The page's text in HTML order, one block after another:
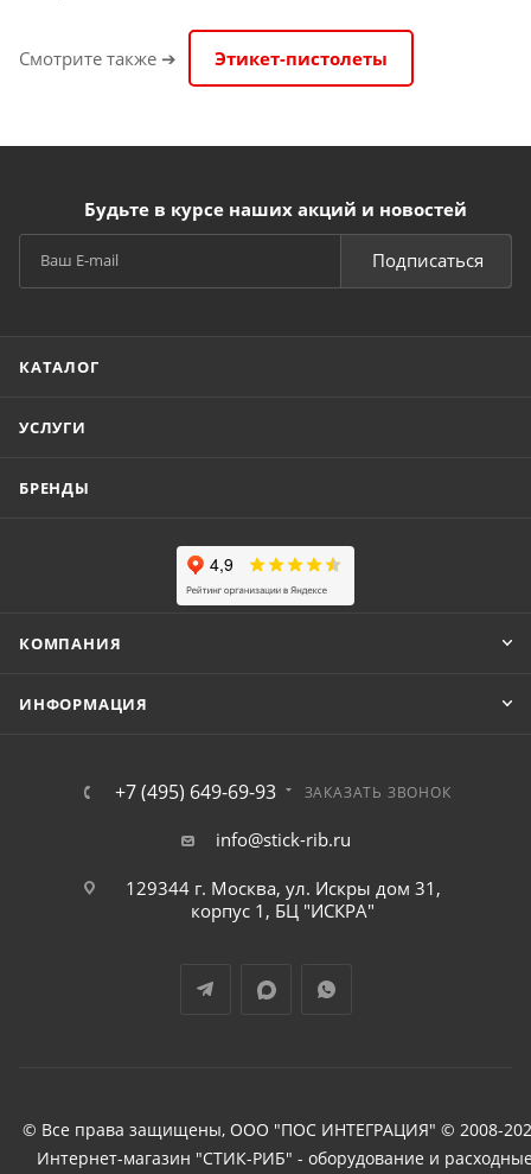
Смотрите также ➔ Этикет-пистолеты
Будьте в курсе наших акций и новостей
Подписаться
КАТАЛОГ
УСЛУГИ
БРЕНДЫ
КОМПАНИЯ
ИНФОРМАЦИЯ
+7 (495) 649-69-93 ЗАКАЗАТЬ ЗВОНОК
info@stick-rib.ru
129344 г. Москва, ул. Искры дом 31,
корпус 1, БЦ "ИСКРА"
© Все права защищены, ООО "ПОС ИНТЕГРАЦИЯ" © 2008-
Интернет-магазин "СТИК-РИБ" - оборудование и